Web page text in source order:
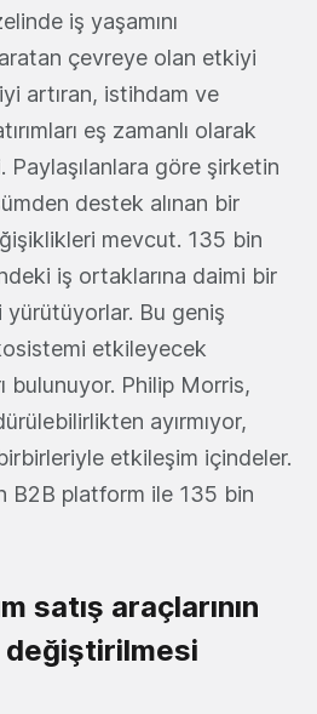
iş yaşamını
çevreye olan etkiyi
artıran, istihdam ve
eş zamanlı olarak
göre şirketin
destek alınan bir
mevcut. 135 bin
iş ortaklarına daimi bir
Bu geniş
etkileyecek
bulunuyor. Philip Morris,
ayırmıyor,
etkileşim içindeler.
B2B platform ile 135 bin
satış araçlarının